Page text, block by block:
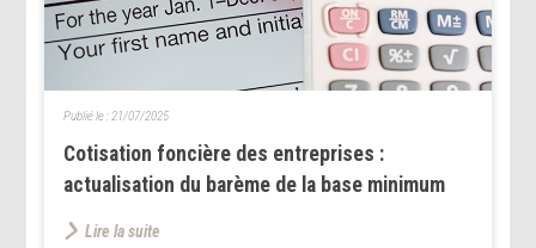
Cotisation foncière des entreprises :
actualisation du barème de la base minimum
Publié le : 21/07/2025
Lire la suite